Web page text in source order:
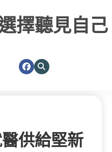
擇聽見自己
供給堅新